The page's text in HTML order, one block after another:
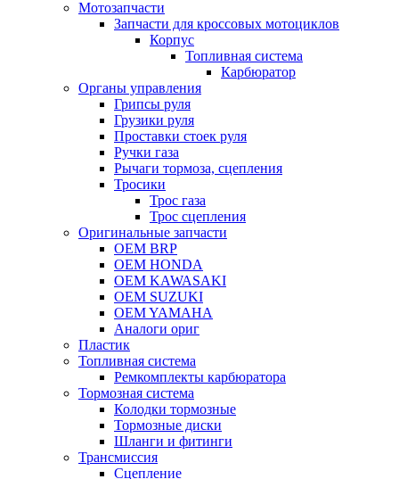
Мотозапчасти
Запчасти для кроссовых мотоциклов
Корпус
Топливная система
Карбюратор
Органы управления
Грипсы руля
Грузики руля
Проставки стоек руля
Ручки газа
Рычаги тормоза, сцепления
Тросики
Трос газа
Трос сцепления
Оригинальные запчасти
OEM BRP
OEM HONDA
OEM KAWASAKI
OEM SUZUKI
OEM YAMAHA
Аналоги ориг
Пластик
Топливная система
Ремкомплекты карбюратора
Тормозная система
Колодки тормозные
Тормозные диски
Шланги и фитинги
Трансмиссия
Cцепление